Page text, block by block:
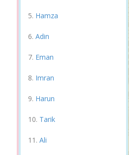
Hamza
Adin
Eman
Imran
Harun
Tarik
Ali